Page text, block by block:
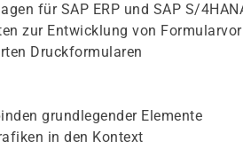
für SAP ERP und SAP S/
zur Entwicklung von
Druckformularen
grundlegender Elemente
in den Kontext